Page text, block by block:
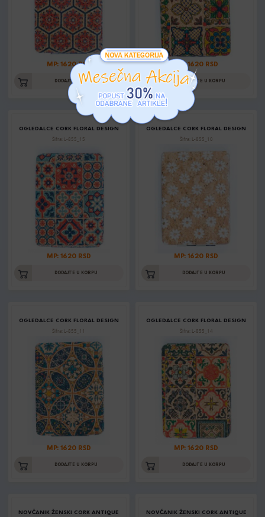
MP: 1620 RSD
DODAJTE U KORPU
MP: 1620 RSD
DODAJTE U KORPU
OGLEDALCE CORK FLORAL DESIGN
Šifra: L-855_15
MP: 1620 RSD
DODAJTE U KORPU
OGLEDALCE CORK FLORAL DESIGN
Šifra: L-855_10
MP: 1620 RSD
DODAJTE U KORPU
OGLEDALCE CORK FLORAL DESIGN
Šifra: L-855_11
MP: 1620 RSD
DODAJTE U KORPU
OGLEDALCE CORK FLORAL DESIGN
Šifra: L-855_14
MP: 1620 RSD
DODAJTE U KORPU
NOVČANIK ŽENSKI CORK ANTIQUE
NOVČANIK ŽENSKI CORK ANTIQUE